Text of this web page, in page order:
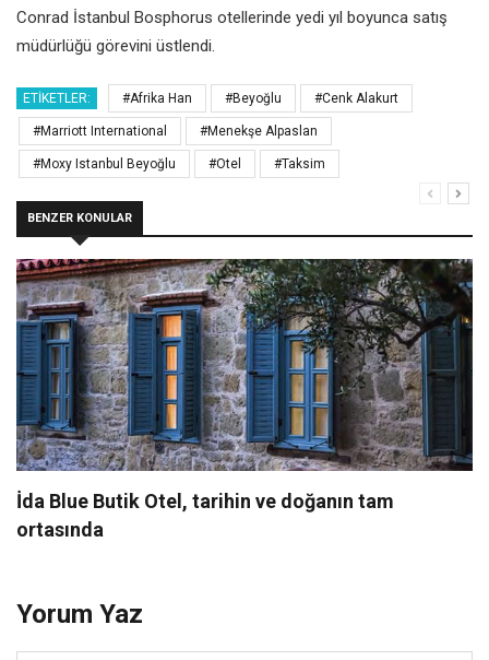
Conrad İstanbul Bosphorus otellerinde yedi yıl boyunca satış
müdürlüğü görevini üstlendi.
ETIKETLER: #Afrika Han #Beyoğlu #Cenk Alakurt
#Marriott International #Menekşe Alpaslan
#Moxy Istanbul Beyoğlu #Otel #Taksim
BENZER KONULAR
İda Blue Butik Otel, tarihin ve doğanın tam
ortasında
Yorum Yaz